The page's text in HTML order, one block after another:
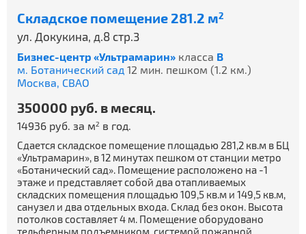
Складское помещение 281.2 м2
ул. Докукина, д.8 стр.3
Бизнес-центр «Ультрамарин» класса B
м. Ботанический сад 12 мин. пешком (1.2 км.)
Москва, СВАО
350000 руб. в месяц.
14936 руб. за м2 в год.
Сдается складское помещение площадью 281,2 кв.м в БЦ
«Ультрамарин», в 12 минутах пешком от станции метро
«Ботанический сад». Помещение расположено на -1
этаже и представляет собой два отапливаемых
складских помещения площадью 109,5 кв.м и 149,5 кв.м,
санузел и два отдельных входа. Склад без окон. Высота
потолков составляет 4 м. Помещение оборудовано
тельферным подъемником, системой пожарной